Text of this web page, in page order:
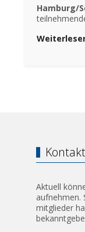
Hamburg/
Kontakt
Aktuell
aufnehmen.
mitglieder